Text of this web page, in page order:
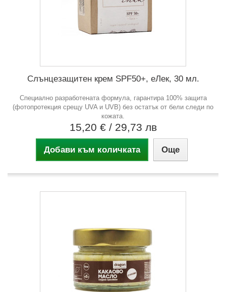
Слънцезащитен крем SPF50+, еЛек, 30 мл.
Специално разработената формула, гарантира 100% защита
(фотопротекция срещу UVA и UVB) без остатък от бели следи по
кожата.
15,20 € / 29,73 лв
Добави към количката Още